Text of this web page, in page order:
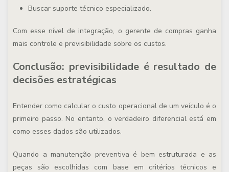
Buscar suporte técnico especializado.
Com esse nível de integração, o gerente de compras ganha
mais controle e previsibilidade sobre os custos.
Conclusão: previsibilidade é resultado de
decisões estratégicas
Entender como calcular o custo operacional de um veículo é o
primeiro passo. No entanto, o verdadeiro diferencial está em
como esses dados são utilizados.
Quando a manutenção preventiva é bem estruturada e as
peças são escolhidas com base em critérios técnicos e